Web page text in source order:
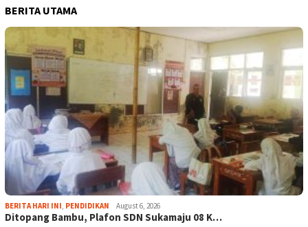
BERITA UTAMA
BERITA HARI INI, PENDIDIKAN August 6, 2026
Ditopang Bambu, Plafon SDN Sukamaju 08 K…